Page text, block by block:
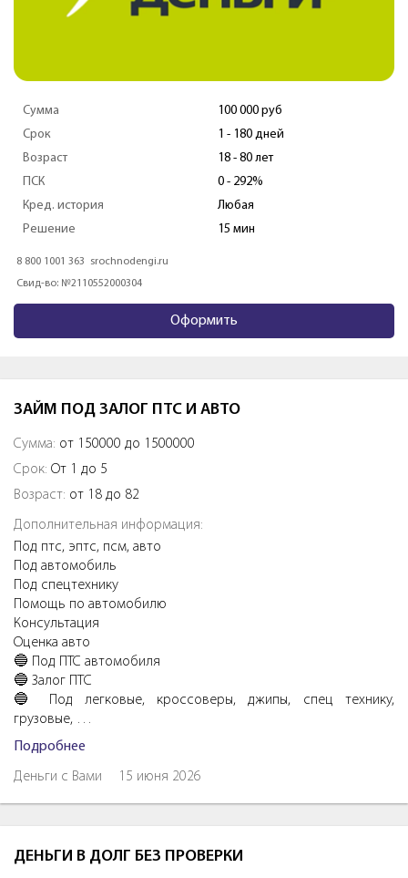
Сумма
100 000 руб
Срок
1 - 180 дней
Возраст
18 - 80 лет
ПСК
0 - 292%
Кред. история
Любая
Решение
15 мин
8 800 1001 363
srochnodengi.ru
Свид-во: №2110552000304
Оформить
ЗАЙМ ПОД ЗАЛОГ ПТС И АВТО
Сумма: от 150000 до 1500000
Срок: От 1 до 5
Возраст: от 18 до 82
Дополнительная информация:
Под птс, эптс, псм, авто
Под автомобиль
Под спецтехнику
Помощь по автомобилю
Консультация
Оценка авто
🔵 Пoд ПТС aвтoмобиля
🔵 Залог ПTC
🔵 Под легковые, кроссоверы, джипы, спeц тexнику,
грузовые, …
Подробнее
Деньги с Вами 15 июня 2026
ДЕНЬГИ В ДОЛГ БЕЗ ПРОВЕРКИ